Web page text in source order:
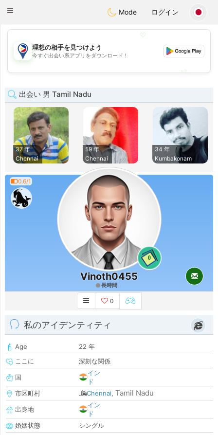
PhilippinesChat
Toggle
Mode ログイン
💖
💕
理想の相手を見つけよう
今すぐ出会い系アプリをダウンロード！
出会い 男 Tamil Nadu
37 年
Chennai
59 年
Chennai
34 年
Kumbakonam
0.6/1
0
Vinoth0455
長時間
0
私のアイデンティティ
Age
22 年
ここに
深刻な関係
国
イン
ド
市区町村
Chennai, Tamil Nadu
出身地
イン
ド
婚姻状態
シングル